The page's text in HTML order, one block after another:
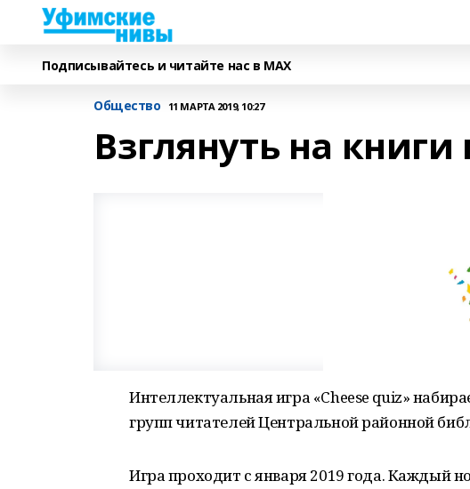
Подписывайтесь и читайте нас в MAX
Общество 11 МАРТА 2019, 10:27
Взглянуть на
Интеллектуальная игра «Cheese quiz»
групп читателей Центральной районной
Игра проходит с января 2019 года. Каждый